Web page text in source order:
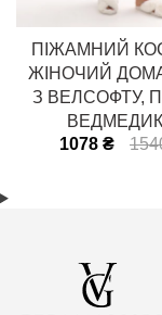
ПІЖАМНИЙ
ЖІНОЧИЙ
З ВЕЛСОФТУ,
1078 ₴